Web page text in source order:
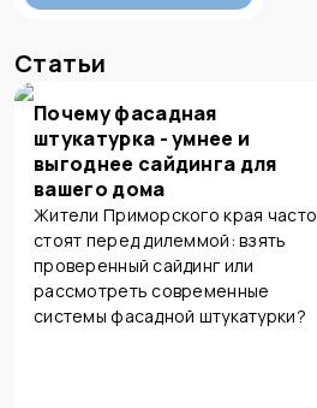
Статьи
Почему фасадная
штукатурка - умнее и
выгоднее сайдинга для
вашего дома
Жители Приморского края часто
стоят перед дилеммой: взять
проверенный сайдинг или
рассмотреть современные
системы фасадной штукатурки?